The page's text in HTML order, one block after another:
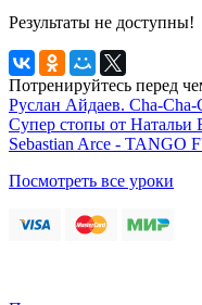
Результаты не доступны!
Потренируйтесь перед
Руслан Айдаев. Cha-
Супер стопы от Натальи
Sebastian Arce -
Посмотреть все уроки